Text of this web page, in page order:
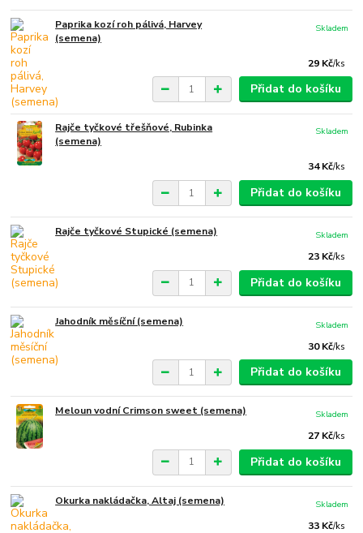
Paprika kozí roh pálivá, Harvey
(semena)
29 Kč/ks
Skladem
Přidat do košíku
Rajče tyčkové třešňové, Rubinka
(semena)
34 Kč/ks
Skladem
Přidat do košíku
Rajče tyčkové Stupické (semena)
23 Kč/ks
Skladem
Přidat do košíku
Jahodník měsíční (semena)
30 Kč/ks
Skladem
Přidat do košíku
Meloun vodní Crimson sweet (semena)
27 Kč/ks
Skladem
Přidat do košíku
Okurka nakládačka, Altaj (semena)
33 Kč/ks
Skladem